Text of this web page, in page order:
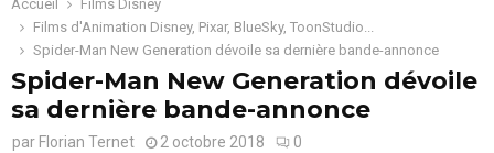
Accueil
Films Disney
Films d'Animation Disney, Pixar, BlueSky, ToonStudio...
Spider-Man New Generation dévoile sa dernière bande-annonce
Spider-Man New Generation dévoile
sa dernière bande-annonce
par Florian Ternet 2 octobre 2018 0